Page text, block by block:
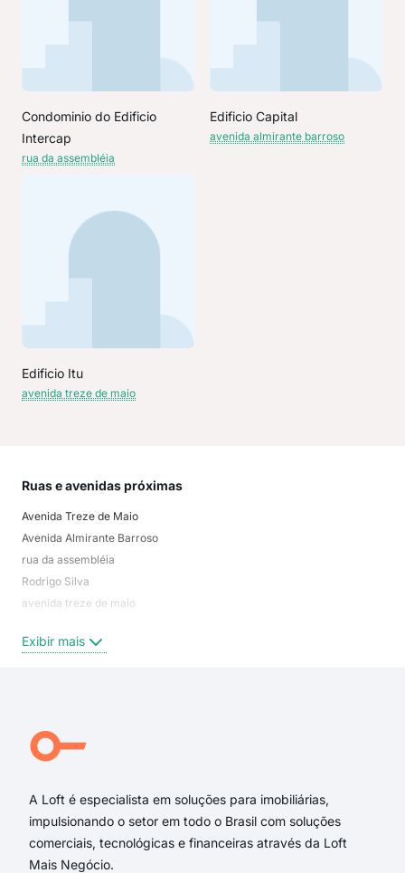
Condominio do Edificio
Intercap
rua da assembléia
Edificio Capital
avenida almirante barroso
Edificio Itu
avenida treze de maio
Ruas e avenidas próximas
Avenida Treze de Maio
Avenida Almirante Barroso
rua da assembléia
Rodrigo Silva
avenida treze de maio
Rua Treze de Maio
Rua da Ajuda
Avenida Nilo Peçanha
Exibir mais
A Loft é especialista em soluções para imobiliárias,
impulsionando o setor em todo o Brasil com soluções
comerciais, tecnológicas e financeiras através da Loft
Mais Negócio.